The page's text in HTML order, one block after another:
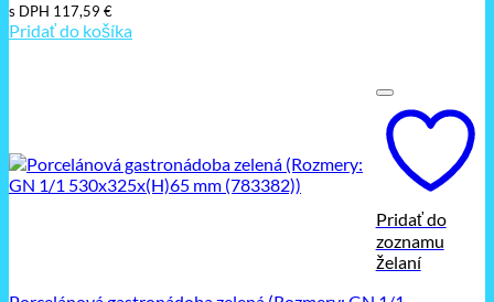
s DPH 117,59 €
Pridať do košíka
Pridať do
zoznamu
želaní